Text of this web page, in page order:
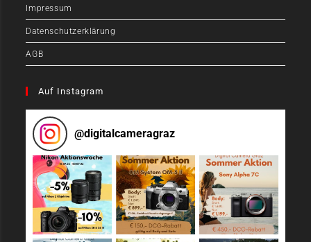
Impressum
Datenschutzerklärung
AGB
Auf Instagram
@digitalcameragraz